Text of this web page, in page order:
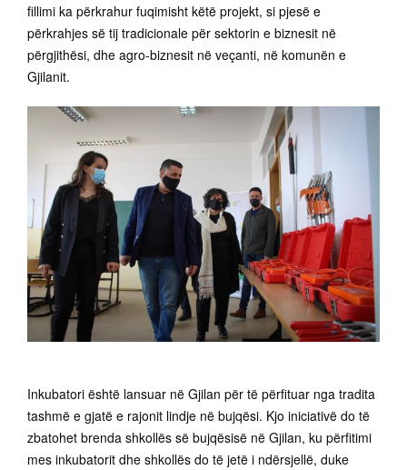
fillimi ka përkrahur fuqimisht këtë projekt, si pjesë e
përkrahjes së tij tradicionale për sektorin e biznesit në
përgjithësi, dhe agro-biznesit në veçanti, në komunën e
Gjilanit.
Inkubatori është lansuar në Gjilan për të përfituar nga tradita
tashmë e gjatë e rajonit lindje në bujqësi. Kjo iniciativë do të
zbatohet brenda shkollës së bujqësisë në Gjilan, ku përfitimi
mes inkubatorit dhe shkollës do të jetë i ndërsjellë, duke